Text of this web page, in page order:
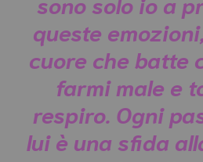
queste
cuore che batte
farmi male e
respiro. Ogni
lui è una sfida